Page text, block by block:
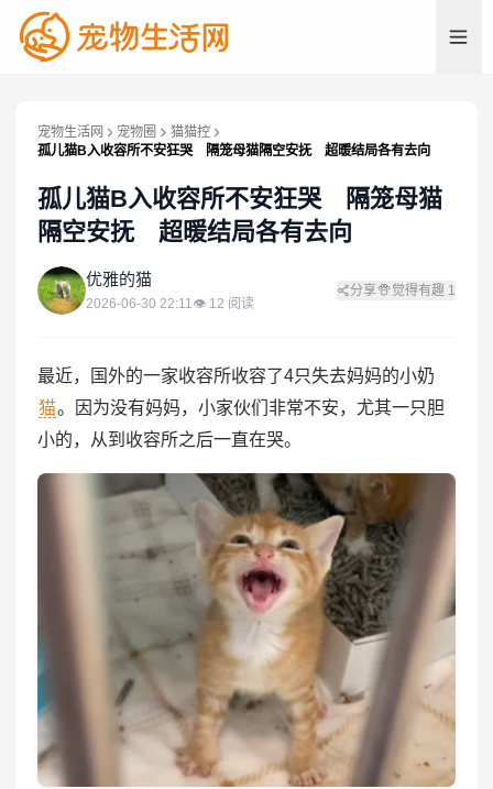
宠物生活网 宠物圈
猫猫控
孤儿猫B入收容所不安狂哭 隔笼母猫隔空安抚 超暖结局各有去向
孤儿猫B入收容所不安狂哭 隔笼母猫
隔空安抚 超暖结局各有去向
优 优雅的猫
2026-06-30 22:11👁 12 阅读
分享 觉得有趣 1
最近，国外的一家收容所收容了4只失去妈妈的小奶
猫。因为没有妈妈，小家伙们非常不安，尤其一只胆
小的，从到收容所之后一直在哭。